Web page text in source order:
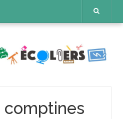
comptines